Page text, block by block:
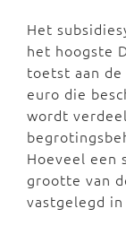
Het
het hoogste
toetst aan
euro die
wordt
Hoeveel een
grootte van
vastgelegd